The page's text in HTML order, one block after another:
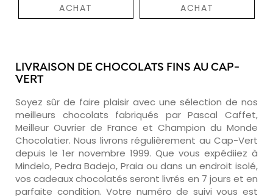
ACHAT ACHAT
LIVRAISON DE CHOCOLATS FINS AU CAP-
VERT
Soyez sûr de faire plaisir avec une sélection de nos
meilleurs chocolats fabriqués par Pascal Caffet,
Meilleur Ouvrier de France et Champion du Monde
Chocolatier. Nous livrons régulièrement au Cap-Vert
depuis le 1er novembre 1999. Que vous expédiiez à
Mindelo, Pedra Badejo, Praia ou dans un endroit isolé,
vos cadeaux chocolatés seront livrés en 7 jours et en
parfaite condition. Votre numéro de suivi vous est